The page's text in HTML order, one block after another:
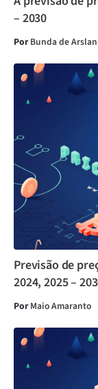
– 2030
PorBunda de Arslan
Previsão de
2024, 2025 –
PorMaio Amaranto